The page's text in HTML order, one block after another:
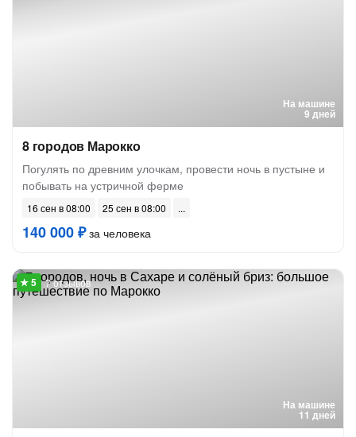
На машине
9 дней
8 городов Марокко
Погулять по древним улочкам, провести ночь в пустыне и
побывать на устричной ферме
16 сен в 08:00 25 сен в 08:00
140 000 ₽за человека
На машине
11 дней
7 отзывов